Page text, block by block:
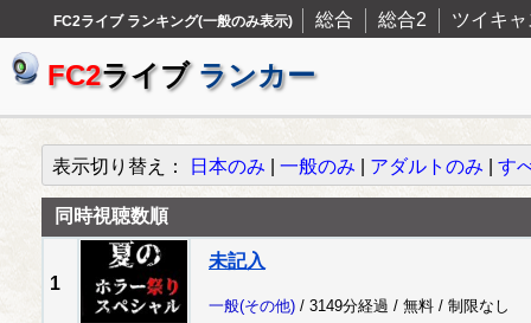
FC2ライブ ランキング(一般のみ表示) 総合 総合2 ツイキャ
FC2ライブ ランカー
表示切り替え： 日本のみ 一般のみ アダルトのみ す
同時視聴数順
1
未記入
一般(その他) / 3149分経過 / 無料 / 制限なし